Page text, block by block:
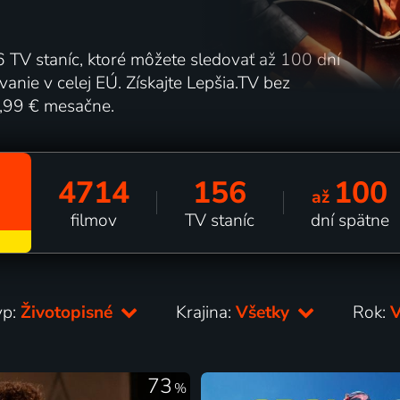
staníc, ktoré môžete sledovať až 100 dní
v celej EÚ. Získajte Lepšia.TV bez
€ mesačne.
4714
filmov
156
TV staníc
až 100
dní spätne
Životopisné Krajina:Všetky Rok:
73 %